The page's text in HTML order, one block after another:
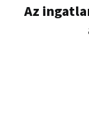
Az